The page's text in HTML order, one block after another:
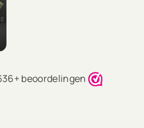
un soin supplémentaire à
vos cheveux ? Complétez
beoordelingen